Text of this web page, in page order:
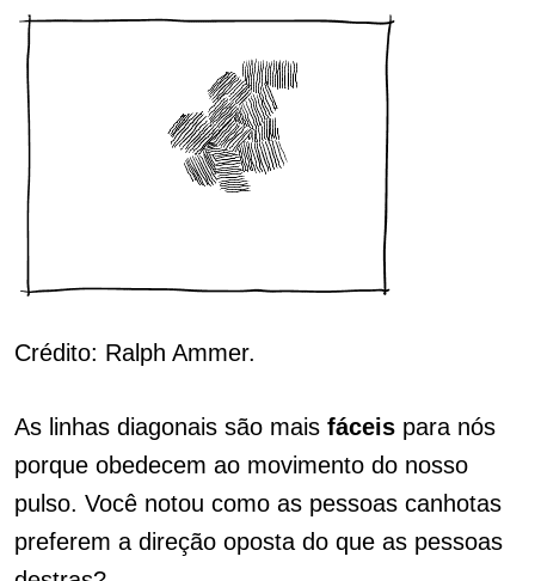
Crédito: Ralph Ammer.
As linhas diagonais são mais fáceis para nós
porque obedecem ao movimento do nosso
pulso. Você notou como as pessoas canhotas
preferem a direção oposta do que as pessoas